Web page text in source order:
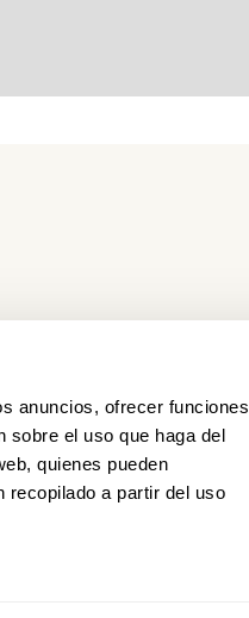
anuncios, ofrecer funciones
sobre el uso que haga del
quienes pueden
recopilado a partir del uso